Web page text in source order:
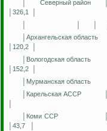
Северный район
│326,1
│Архангельская область
│120,2
│Вологодская область
│152,2
│Мурманская область
│Карельская АССР
│Коми ССР
│43,7